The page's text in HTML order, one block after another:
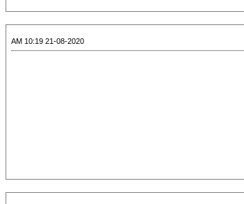
21-08-2020 10:19 AM